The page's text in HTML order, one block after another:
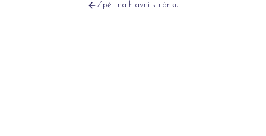
Zpět na hlavní stránku